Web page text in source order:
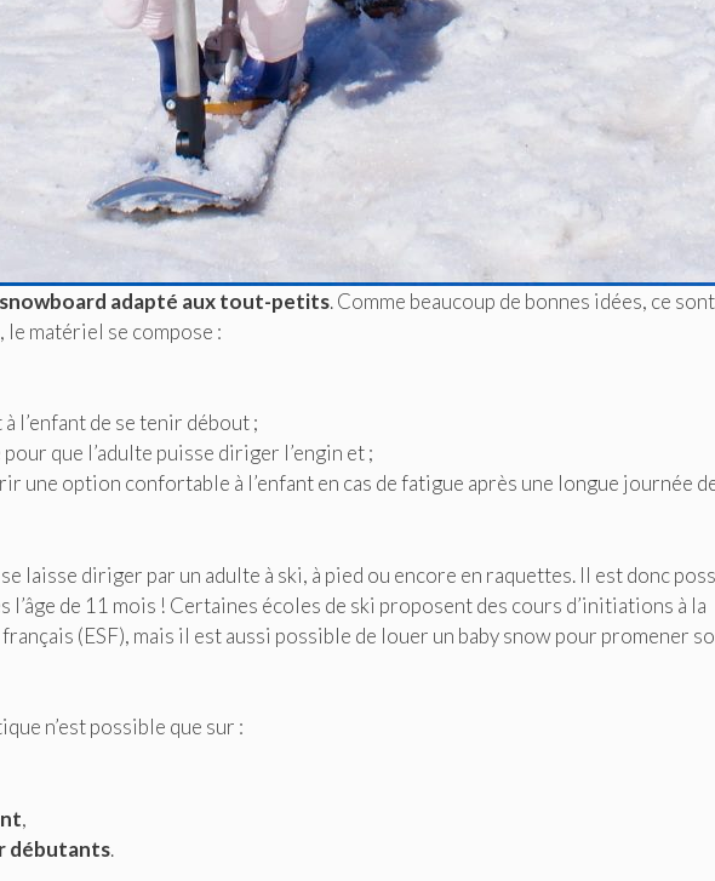
snowboard adapté aux tout-petits. Comme beaucoup de bonnes idées, ce
matériel se compose :
l’enfant de se tenir débout ;
que l’adulte puisse diriger l’engin et ;
une option confortable à l’enfant en cas de fatigue après une longue journée
laisse diriger par un adulte à ski, à pied ou encore en raquettes. Il est donc
l’âge de 11 mois ! Certaines écoles de ski proposent des cours d’initiations à la
(ESF), mais il est aussi possible de louer un baby snow pour promener
n’est possible que sur :
,
débutants.